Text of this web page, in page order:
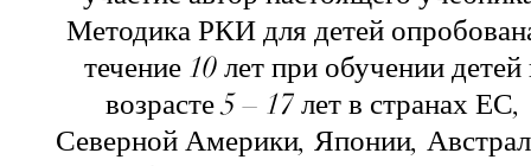
Методика РКИ для детей
течение 10 лет при обучении детей
возрасте 5 – 17 лет в странах ЕС,
Северной Америки, Японии,